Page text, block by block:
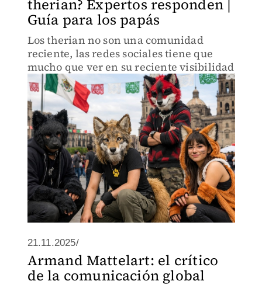
therian? Expertos responden |
Guía para los papás
Los therian no son una comunidad
reciente, las redes sociales tiene que
mucho que ver en su reciente visibilidad
21.11.2025/
Armand Mattelart: el crítico
de la comunicación global